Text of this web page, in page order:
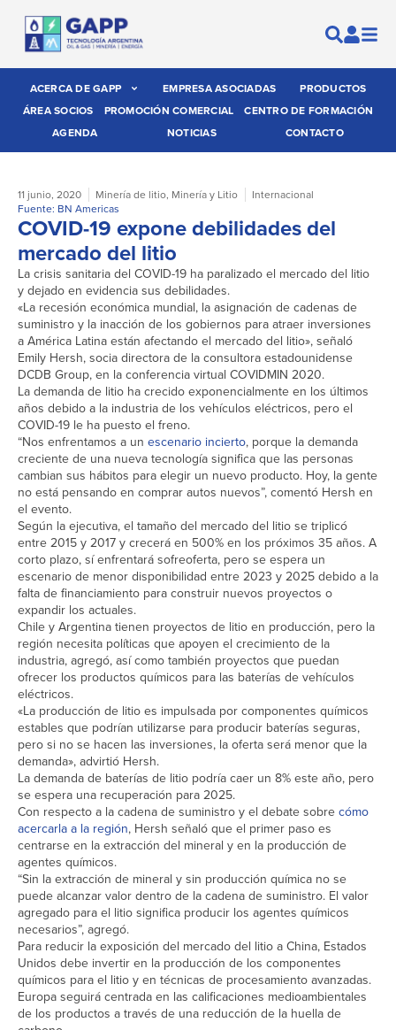
ACERCA DE GAPP EMPRESA ASOCIADAS
PRODUCTOS
ÁREA SOCIOS
PROMOCIÓN COMERCIAL
CENTRO DE FORMACIÓN
AGENDA
NOTICIAS CONTACTO
11 junio, 2020 Minería de litio, Minería y Litio
Internacional
Fuente: BN Americas
COVID-19 expone debilidades del
mercado del litio
La crisis sanitaria del COVID-19 ha paralizado el mercado del litio
y dejado en evidencia sus debilidades.
«La recesión económica mundial, la asignación de cadenas de
suministro y la inacción de los gobiernos para atraer inversiones
a América Latina están afectando el mercado del litio», señaló
Emily Hersh, socia directora de la consultora estadounidense
DCDB Group, en la conferencia virtual COVIDMIN 2020.
La demanda de litio ha crecido exponencialmente en los últimos
años debido a la industria de los vehículos eléctricos, pero el
COVID-19 le ha puesto el freno.
“Nos enfrentamos a un escenario incierto, porque la demanda
creciente de una nueva tecnología significa que las personas
cambian sus hábitos para elegir un nuevo producto. Hoy, la gente
no está pensando en comprar autos nuevos”, comentó Hersh en
el evento.
Según la ejecutiva, el tamaño del mercado del litio se triplicó
entre 2015 y 2017 y crecerá en 500% en los próximos 35 años. A
corto plazo, sí enfrentará sofreoferta, pero se espera un
escenario de menor disponibilidad entre 2023 y 2025 debido a la
falta de financiamiento para construir nuevos proyectos o
expandir los actuales.
Chile y Argentina tienen proyectos de litio en producción, pero la
región necesita políticas que apoyen el crecimiento de la
industria, agregó, así como también proyectos que puedan
ofrecer los productos químicos para las baterías de vehículos
eléctricos.
«La producción de litio es impulsada por componentes químicos
estables que podrían utilizarse para producir baterías seguras,
pero si no se hacen las inversiones, la oferta será menor que la
demanda», advirtió Hersh.
La demanda de baterías de litio podría caer un 8% este año, pero
se espera una recuperación para 2025.
Con respecto a la cadena de suministro y el debate sobre cómo
acercarla a la región, Hersh señaló que el primer paso es
centrarse en la extracción del mineral y en la producción de
agentes químicos.
“Sin la extracción de mineral y sin producción química no se
puede alcanzar valor dentro de la cadena de suministro. El valor
agregado para el litio significa producir los agentes químicos
necesarios”, agregó.
Para reducir la exposición del mercado del litio a China, Estados
Unidos debe invertir en la producción de los componentes
químicos para el litio y en técnicas de procesamiento avanzadas.
Europa seguirá centrada en las calificaciones medioambientales
de los productos a través de una reducción de la huella de